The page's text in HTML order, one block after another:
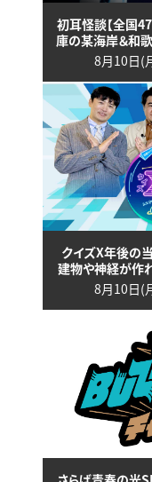
初耳怪談【全国
庫の某海岸＆和
8月10日(
クイズX年後の
建物や神経が作
8月10日(